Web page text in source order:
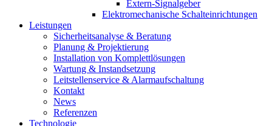
Extern-Signalgeber
Elektromechanische Schalteinrichtungen
Leistungen
Sicherheitsanalyse & Beratung
Planung & Projektierung​
Installation von Komplettlösungen
Wartung & Instandsetzung
Leitstellenservice & Alarmaufschaltung
Kontakt
News
Referenzen
Technologie